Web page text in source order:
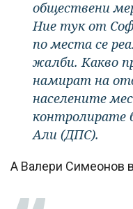
обществени
Ние тук от
по места се
жалби. Какво
намират на
населените
контролирате
Али (ДПС).
А Валери Симеонов